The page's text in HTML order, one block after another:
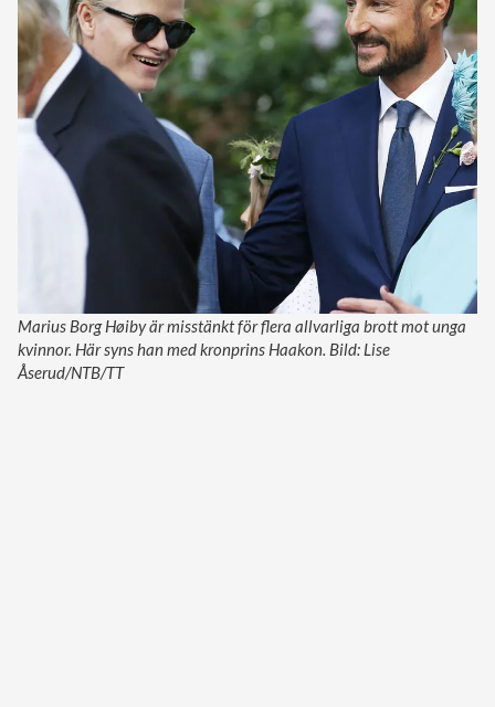
Marius Borg Høiby är misstänkt för flera allvarliga brott mot unga
kvinnor. Här syns han med kronprins Haakon. Bild: Lise
Åserud/NTB/TT